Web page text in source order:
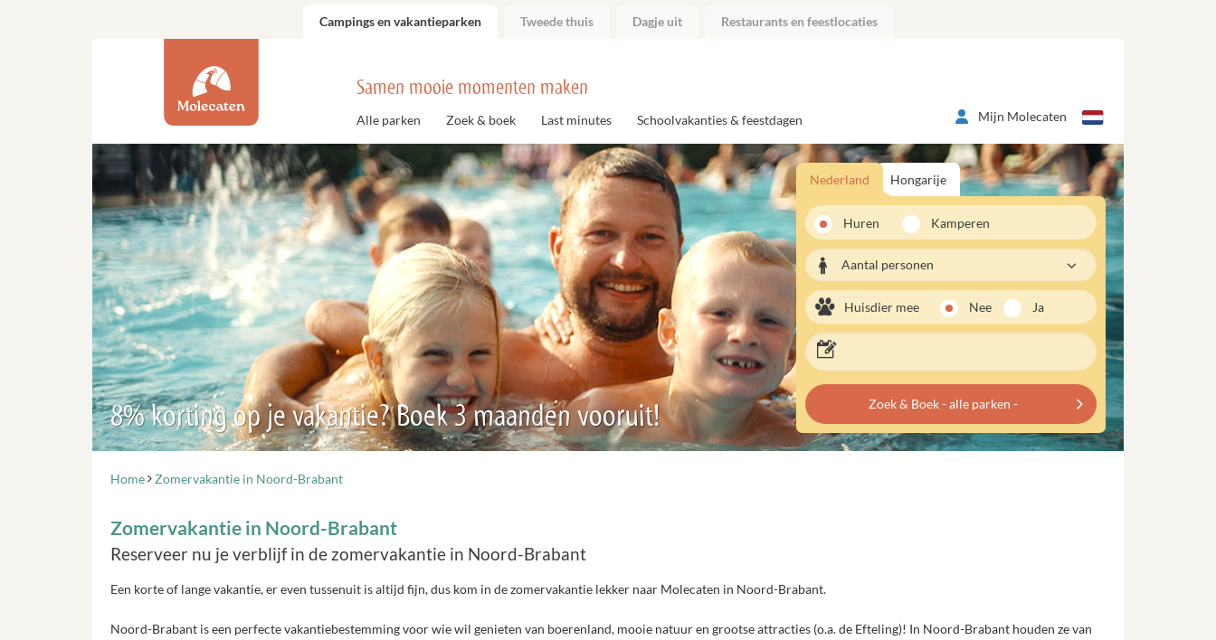
Campings en vakantieparken Tweede thuis Dagje uit Restaurants en feestlocaties
Samen mooie momenten maken
Alle parken Zoek & boek Last minutes Schoolvakanties & feestdagen Mijn Molecaten
8% korting op je vakantie? Boek 3 maanden vooruit!
Nederland Hongarije
Huren Kamperen
Aantal personen
Huisdier mee Nee Ja
Zoek & Boek - alle parken -
Home Zomervakantie in Noord-Brabant
Zomervakantie in Noord-Brabant
Reserveer nu je verblijf in de zomervakantie in Noord-Brabant
Een korte of lange vakantie, er even tussenuit is altijd fijn, dus kom in de zomervakantie lekker naar Molecaten in Noord-Brabant.
Noord-Brabant is een perfecte vakantiebestemming voor wie wil genieten van boerenland, mooie natuur en grootse attracties (o.a. de Efteling)! In Noord-Brabant houden ze van